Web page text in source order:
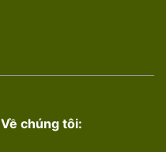
Về chúng tôi: